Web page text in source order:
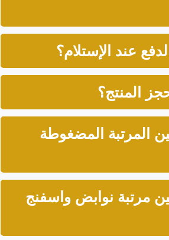
عند الإستلام؟
المنتج؟
المرتبة المضغوطة
مرتبة نوابض واسفنج